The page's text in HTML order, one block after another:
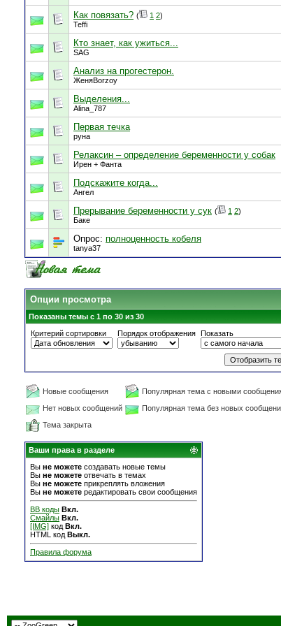
Как повязать? ( 1 2)
Teffi
Кто знает, как ужиться...
SAG
Анализ на прогестерон.
ЖеняBorzoy
Выделения...
Alina_787
Первая течка
руна
Релаксин – определение беременности у собак
Ирен + Фанта
Подскажите когда...
Ангел
Прерывание беременности у сук ( 1 2)
Баке
Опрос: полноценность кобеля
tanya37
Опции просмотра
Показаны темы с 1 по 30 из 30
Критерий сортировки
Порядок отображения Показать
Новые сообщения
Популярная тема с новыми
Нет новых сообщений
Популярная тема без новых
Тема закрыта
Ваши права в разделе
Вы не можете создавать новые темы
Вы не можете отвечать в темах
Вы не можете прикреплять вложения
Вы не можете редактировать свои сообщения
BB коды Вкл.
Смайлы Вкл.
[IMG] код Вкл.
HTML код Выкл.
Правила форума